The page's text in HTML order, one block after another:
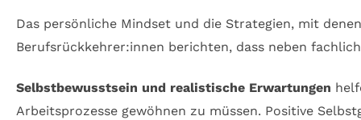
Das persönliche Mindset und die Strategien, mit
Berufsrückkehrer:innen berichten, dass neben
Selbstbewusstsein und realistische Erwartungen
Arbeitsprozesse gewöhnen zu müssen. Positive